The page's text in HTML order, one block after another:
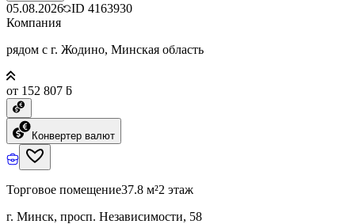
05.08.2026 ID 4163930
Компания
рядом с г. Жодино, Минская область
от 152 807 ƃ
Конвертер валют
Торговое помещение37.8 м²2 этаж
г. Минск, просп. Независимости, 58